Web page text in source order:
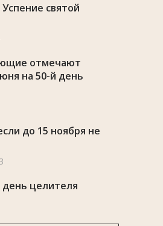
святой
отмечают
на 50-й день
до 15 ноября не
день целителя